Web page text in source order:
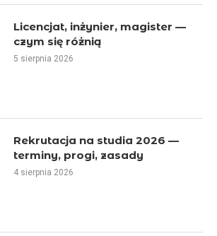
Licencjat, inżynier, magister —
czym się różnią
5 sierpnia 2026
Rekrutacja na studia 2026 —
terminy, progi, zasady
4 sierpnia 2026